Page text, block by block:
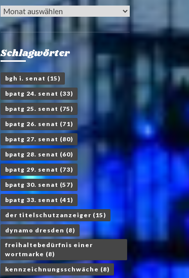
Archiv
Schlagwörter
bgh i. senat (15)
bpatg 24. senat (33)
bpatg 25. senat (75)
bpatg 26. senat (71)
bpatg 27. senat (80)
bpatg 28. senat (60)
bpatg 29. senat (73)
bpatg 30. senat (57)
bpatg 33. senat (41)
der titelschutzanzeiger (15)
dynamo dresden (8)
freihaltebedürfnis einer
wortmarke (8)
kennzeichnungsschwäche (8)